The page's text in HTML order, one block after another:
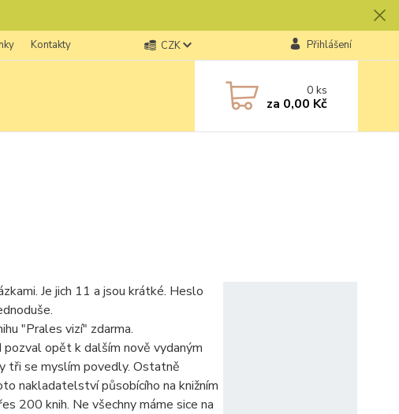
Kontakty CZK Přihlášení
0ks
za 0,00 Kč
Je jich 11 a jsou krátké. Heslo
"Prales vizí" zdarma.
pozval opět k dalším nově vydaným
tři se myslím povedly. Ostatně
nakladatelství působícího na knižním
200 knih. Ne všechny máme sice na